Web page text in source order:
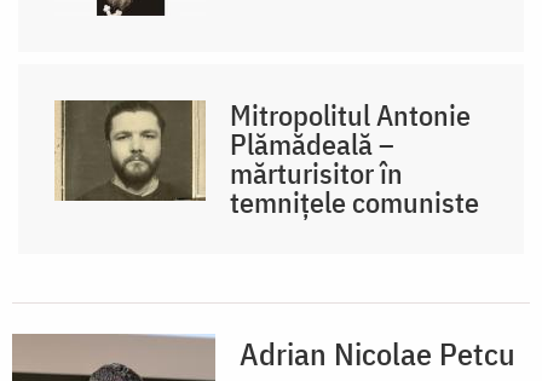
Mitropolitul Antonie
Plămădeală –
mărturisitor în
temnițele comuniste
Adrian Nicolae Petcu